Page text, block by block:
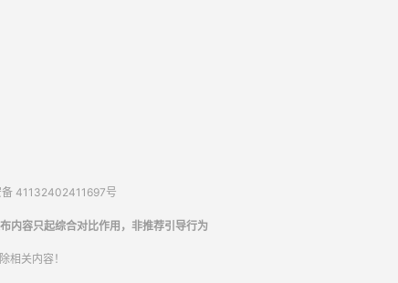
41132402411697号
内容只起综合对比作用，非推荐引导行为
相关内容！